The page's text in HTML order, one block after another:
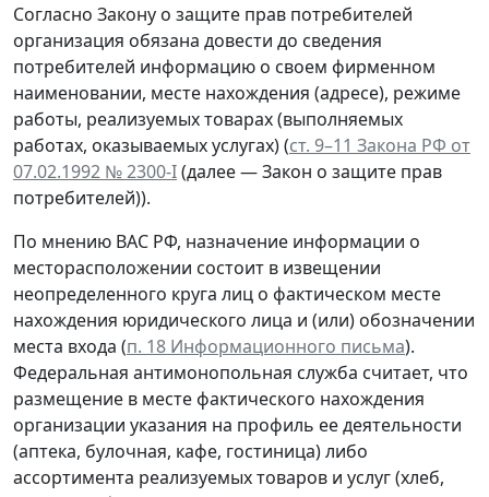
Согласно Закону о защите прав потребителей
организация обязана довести до сведения
потребителей информацию о своем фирменном
наименовании, месте нахождения (адресе), режиме
работы, реализуемых товарах (выполняемых
работах, оказываемых услугах) (ст. 9–11 Закона РФ от
07.02.1992 № 2300-I(далее — Закон о защите прав
потребителей)).
По мнению ВАС РФ, назначение информации о
месторасположении состоит в извещении
неопределенного круга лиц о фактическом месте
нахождения юридического лица и (или) обозначении
места входа (п. 18 Информационного письма).
Федеральная антимонопольная служба считает, что
размещение в месте фактического нахождения
организации указания на профиль ее деятельности
(аптека, булочная, кафе, гостиница) либо
ассортимента реализуемых товаров и услуг (хлеб,